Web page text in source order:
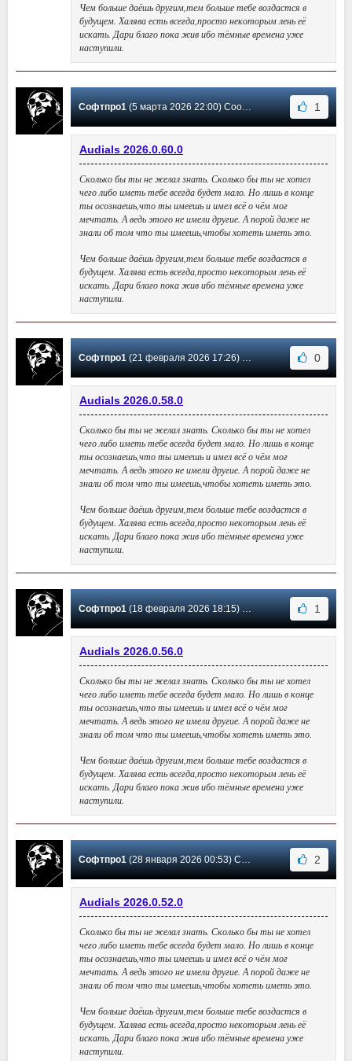
Чем больше даёшь другим,тем больше тебе воздастся в
будущем. Халява есть всегда,просто некоторым лень её
искать. Дари благо пока жив ибо тёмные времена уже
наступили.
Софтпро1(5 марта 2026 22:00) Сообщение #215 1
Audials 2026.0.60.0
Сколько бы ты не желал знать. Сколько бы ты не хотел
чего либо иметь тебе всегда будет мало. Но лишь в конце
ты осознаешь,что ты имеешь и имел всё о чём мог
мечтать. А ведь этого не имели другие. А порой даже не
знали об том что ты имеешь,чтобы хотеть иметь это.
Чем больше даёшь другим,тем больше тебе воздастся в
будущем. Халява есть всегда,просто некоторым лень её
искать. Дари благо пока жив ибо тёмные времена уже
наступили.
Софтпро1(21 февраля 2026 17:26) Сообщение #214 0
Audials 2026.0.58.0
Сколько бы ты не желал знать. Сколько бы ты не хотел
чего либо иметь тебе всегда будет мало. Но лишь в конце
ты осознаешь,что ты имеешь и имел всё о чём мог
мечтать. А ведь этого не имели другие. А порой даже не
знали об том что ты имеешь,чтобы хотеть иметь это.
Чем больше даёшь другим,тем больше тебе воздастся в
будущем. Халява есть всегда,просто некоторым лень её
искать. Дари благо пока жив ибо тёмные времена уже
наступили.
Софтпро1(18 февраля 2026 18:15) Сообщение #213 1
Audials 2026.0.56.0
Сколько бы ты не желал знать. Сколько бы ты не хотел
чего либо иметь тебе всегда будет мало. Но лишь в конце
ты осознаешь,что ты имеешь и имел всё о чём мог
мечтать. А ведь этого не имели другие. А порой даже не
знали об том что ты имеешь,чтобы хотеть иметь это.
Чем больше даёшь другим,тем больше тебе воздастся в
будущем. Халява есть всегда,просто некоторым лень её
искать. Дари благо пока жив ибо тёмные времена уже
наступили.
Софтпро1(28 января 2026 00:53) Сообщение #212 2
Audials 2026.0.52.0
Сколько бы ты не желал знать. Сколько бы ты не хотел
чего либо иметь тебе всегда будет мало. Но лишь в конце
ты осознаешь,что ты имеешь и имел всё о чём мог
мечтать. А ведь этого не имели другие. А порой даже не
знали об том что ты имеешь,чтобы хотеть иметь это.
Чем больше даёшь другим,тем больше тебе воздастся в
будущем. Халява есть всегда,просто некоторым лень её
искать. Дари благо пока жив ибо тёмные времена уже
наступили.